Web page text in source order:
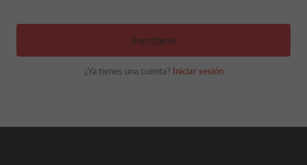
Inscríbete
¿Ya tienes una cuenta? Iniciar sesión